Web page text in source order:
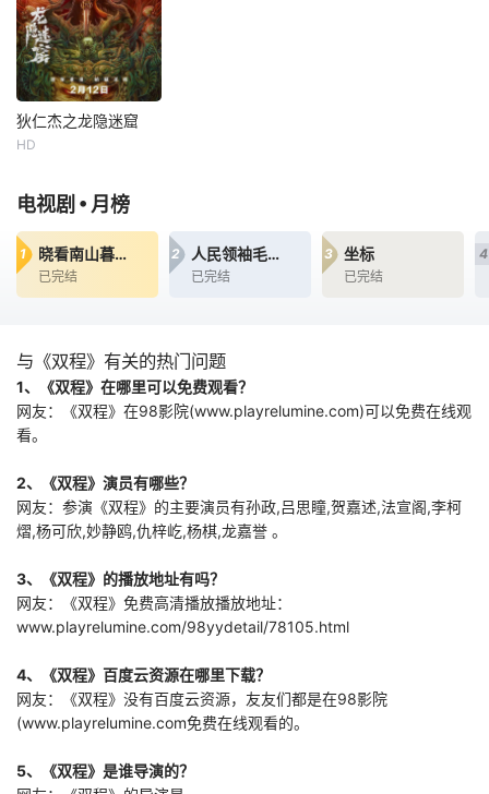
合适的温馨住所。
就在猪妈妈发愁不
已时，佩奇突发奇
想，提议自己和乔
治可以住屋顶，让
小宝宝
狄仁杰之龙隐迷窟
“鬼船”入港，上司
为明哲保身而欲以
“水匪之乱”草草结
案，狄仁杰却隐隐
觉得事情蹊跷。大
典在即，长安城人
内结案，沈铭只好
将破案压力给到狄
仁杰。督水监长官
狄仁杰之龙隐迷窟
HD
电视剧 •月榜
1 晓看南山暮看云
已完结
2 人民领袖毛泽东
已完结
3 坐标
已完结
4
与《双程》有关的热门问题
1、《双程》在哪里可以免费观看？
网友：《双程》在98影院(www.playrelumine.com)可以免费在线观
看。
2、《双程》演员有哪些？
网友：参演《双程》的主要演员有孙政,吕思瞳,贺嘉述,法宣阁,李柯
熠,杨可欣,妙静鸥,仇梓屹,杨棋,龙嘉誉 。
3、《双程》的播放地址有吗？
网友：《双程》免费高清播放播放地址：
www.playrelumine.com/98yydetail/78105.html
4、《双程》百度云资源在哪里下载？
网友：《双程》没有百度云资源，友友们都是在98影院
(www.playrelumine.com免费在线观看的。
5、《双程》是谁导演的？